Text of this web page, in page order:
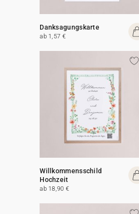
Danksagungskarte
ab 1,57 €
Willkommensschild
Hochzeit
ab 18,90 €